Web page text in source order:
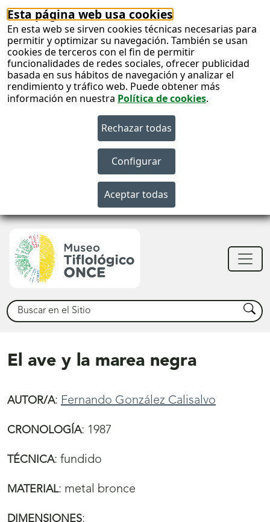
Esta página web usa cookies
En esta web se sirven cookies técnicas necesarias para
permitir y optimizar su navegación. También se usan
cookies de terceros con el fin de permitir
funcionalidades de redes sociales, ofrecer publicidad
basada en sus hábitos de navegación y analizar el
rendimiento y tráfico web. Puede obtener más
información en nuestra Política de cookies.
Buscar Buscar
El ave y la marea negra
AUTOR/A: Fernando González Calisalvo
CRONOLOGÍA: 1987
TÉCNICA: fundido
MATERIAL: metal bronce
DIMENSIONES: